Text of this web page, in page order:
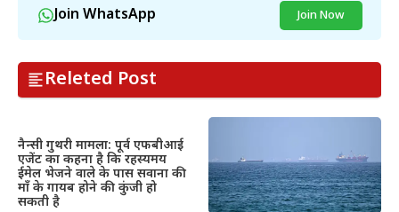
Join WhatsApp Join Now
Releted Post
नैन्सी गुथरी मामला: पूर्व एफबीआई
एजेंट का कहना है कि रहस्यमय
ईमेल भेजने वाले के पास सवाना की
माँ के गायब होने की कुंजी हो
सकती है